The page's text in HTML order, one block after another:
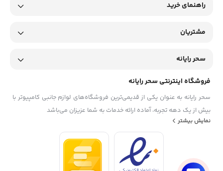
راهنمای خرید
مشتریان
سحر رایانه
فروشگاه اینترنتی سحر رایانه
سحر رایانه به عنوان یکی از قدیمی‌ترین فروشگاه‌های لوازم جانبی کامپیوتر با
بیش از یک دهه تجربه، آماده ارائه خدمات به شما عزیزان می‌باشد
نمایش بیشتر